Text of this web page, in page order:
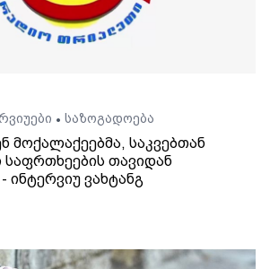
• საზოგადოება
მოქალაქეებმა, საკვებთან
თავიდან
ვახტანგ